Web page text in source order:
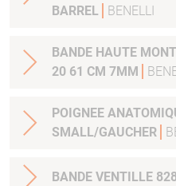
BARREL
BENELLI
BANDE HAUTE
20 61 CM 7MM
POIGNEE
SMALL/GAUCHER